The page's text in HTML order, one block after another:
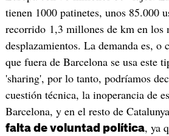
tienen 1000 patinetes, unos 85.000
recorrido 1,3 millones de km en los
desplazamientos. La demanda es, o
que fuera de Barcelona se usa este
'sharing', por lo tanto, podríamos
cuestión técnica, la inoperancia de
Barcelona, y en el resto de
falta de voluntad política, ya